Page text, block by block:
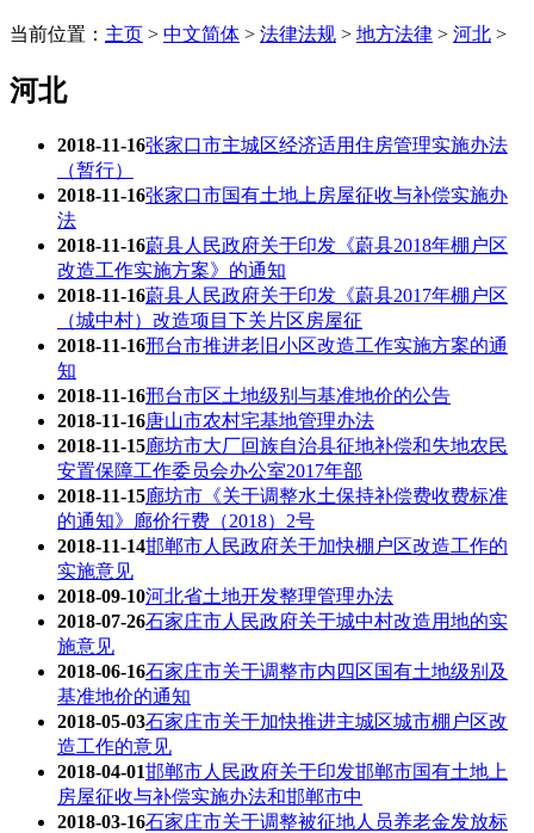
当前位置： 主页 > 中文简体 > 法律法规 > 地方法律 > 河北 >
河北
2018-11-16张家口市主城区经济适用住房管理实施办法
（暂行）
2018-11-16张家口市国有土地上房屋征收与补偿实施办
法
2018-11-16蔚县人民政府关于印发《蔚县2018年棚户区
改造工作实施方案》的通知
2018-11-16蔚县人民政府关于印发《蔚县2017年棚户区
（城中村）改造项目下关片区房屋征
2018-11-16邢台市推进老旧小区改造工作实施方案的通
知
2018-11-16邢台市区土地级别与基准地价的公告
2018-11-16唐山市农村宅基地管理办法
2018-11-15廊坊市大厂回族自治县征地补偿和失地农民
安置保障工作委员会办公室2017年部
2018-11-15廊坊市《关于调整水土保持补偿费收费标准
的通知》廊价行费（2018）2号
2018-11-14邯郸市人民政府关于加快棚户区改造工作的
实施意见
2018-09-10河北省土地开发整理管理办法
2018-07-26石家庄市人民政府关于城中村改造用地的实
施意见
2018-06-16石家庄市关于调整市内四区国有土地级别及
基准地价的通知
2018-05-03石家庄市关于加快推进主城区城市棚户区改
造工作的意见
2018-04-01邯郸市人民政府关于印发邯郸市国有土地上
房屋征收与补偿实施办法和邯郸市中
2018-03-16石家庄市关于调整被征地人员养老金发放标